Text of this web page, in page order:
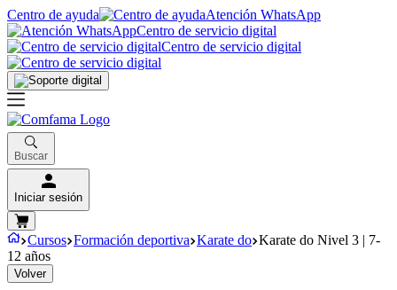
Centro de ayuda
Atención WhatsApp
Centro de servicio digital
Centro de servicio digital
Buscar
Iniciar sesión
Cursos Formación deportiva Karate do Karate do Nivel 3 | 7-
12 años
Volver